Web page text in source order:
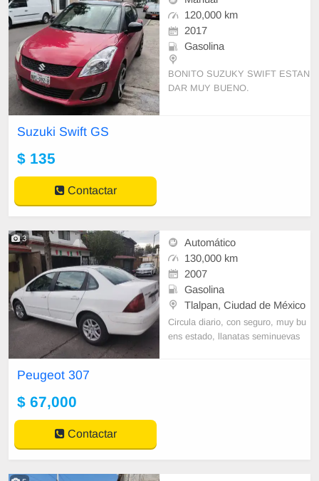
120,000 km
2017
Gasolina
BONITO SUZUKY SWIFT ESTAN
DAR MUY BUENO.
Suzuki Swift GS
$ 135
Contactar
3
Automático
130,000 km
2007
Gasolina
Tlalpan, Ciudad de México
Circula diario, con seguro, muy bu
ens estado, llanatas seminuevas
Peugeot 307
$ 67,000
Contactar